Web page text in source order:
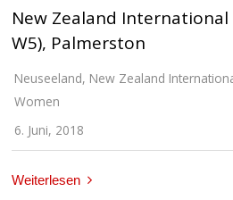
New Zealand International
W5), Palmerston
Neuseeland, New Zealand
Women
6. Juni, 2018
Weiterlesen